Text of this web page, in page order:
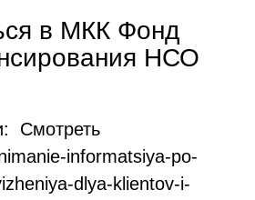
в МКК Фонд
НСО
Смотреть
informatsiya-po-
dlya-klientov-i-